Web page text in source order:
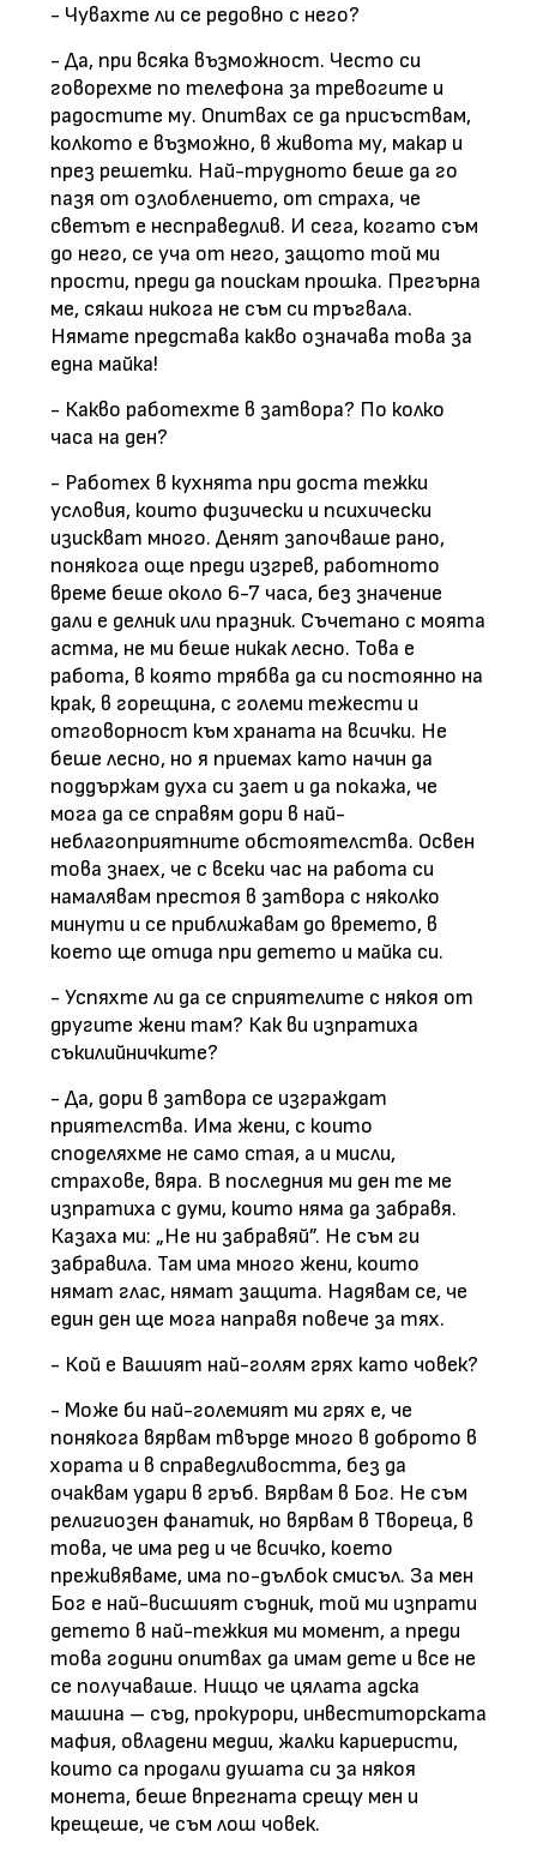
- Чувахте ли се редовно с него?
- Да, при всяка възможност. Често си
говорехме по телефона за тревогите и
радостите му. Опитвах се да присъствам,
колкото е възможно, в живота му, макар и
през решетки. Най-трудното беше да го
пазя от озлоблението, от страха, че
светът е несправедлив. И сега, когато съм
до него, се уча от него, защото той ми
прости, преди да поискам прошка. Прегърна
ме, сякаш никога не съм си тръгвала.
Нямате представа какво означава това за
една майка!
- Какво работехте в затвора? По колко
часа на ден?
- Работех в кухнята при доста тежки
условия, които физически и психически
изискват много. Денят започваше рано,
понякога още преди изгрев, работното
време беше около 6-7 часа, без значение
дали е делник или празник. Съчетано с моята
астма, не ми беше никак лесно. Това е
работа, в която трябва да си постоянно на
крак, в горещина, с големи тежести и
отговорност към храната на всички. Не
беше лесно, но я приемах като начин да
поддържам духа си зает и да покажа, че
мога да се справям дори в най-
неблагоприятните обстоятелства. Освен
това знаех, че с всеки час на работа си
намалявам престоя в затвора с няколко
минути и се приближавам до времето, в
което ще отида при детето и майка си.
- Успяхте ли да се сприятелите с някоя от
другите жени там? Как ви изпратиха
съкилийничките?
- Да, дори в затвора се изграждат
приятелства. Има жени, с които
споделяхме не само стая, а и мисли,
страхове, вяра. В последния ми ден те ме
изпратиха с думи, които няма да забравя.
Казаха ми: „Не ни забравяй”. Не съм ги
забравила. Там има много жени, които
нямат глас, нямат защита. Надявам се, че
един ден ще мога направя повече за тях.
- Кой е Вашият най-голям грях като човек?
- Може би най-големият ми грях е, че
понякога вярвам твърде много в доброто в
хората и в справедливостта, без да
очаквам удари в гръб. Вярвам в Бог. Не съм
религиозен фанатик, но вярвам в Твореца, в
това, че има ред и че всичко, което
преживяваме, има по-дълбок смисъл. За мен
Бог е най-висшият съдник, той ми изпрати
детето в най-тежкия ми момент, а преди
това години опитвах да имам дете и все не
се получаваше. Нищо че цялата адска
машина – съд, прокурори, инвеститорската
мафия, овладени медии, жалки кариеристи,
които са продали душата си за някоя
монета, беше впрегната срещу мен и
крещеше, че съм лош човек.